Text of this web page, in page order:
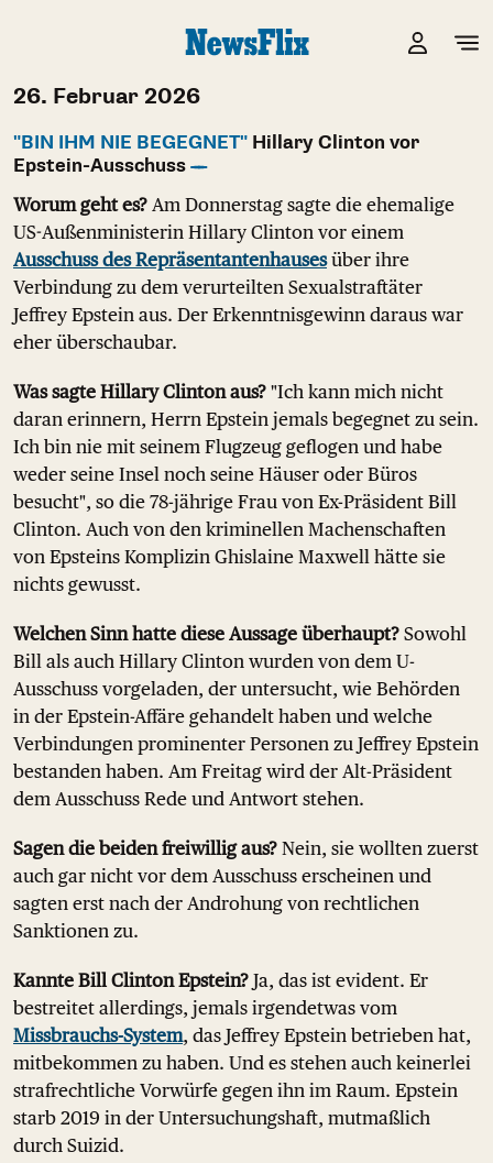
26. Februar 2026
"BIN IHM NIE BEGEGNET" Hillary Clinton vor
Epstein-Ausschuss
Worum geht es? Am Donnerstag sagte die ehemalige
US-Außenministerin Hillary Clinton vor einem
Ausschuss des Repräsentantenhausesüber ihre
Verbindung zu dem verurteilten Sexualstraftäter
Jeffrey Epstein aus. Der Erkenntnisgewinn daraus war
eher überschaubar.
Was sagte Hillary Clinton aus? "Ich kann mich nicht
daran erinnern, Herrn Epstein jemals begegnet zu sein.
Ich bin nie mit seinem Flugzeug geflogen und habe
weder seine Insel noch seine Häuser oder Büros
besucht", so die 78-jährige Frau von Ex-Präsident Bill
Clinton. Auch von den kriminellen Machenschaften
von Epsteins Komplizin Ghislaine Maxwell hätte sie
nichts gewusst.
Welchen Sinn hatte diese Aussage überhaupt? Sowohl
Bill als auch Hillary Clinton wurden von dem U-
Ausschuss vorgeladen, der untersucht, wie Behörden
in der Epstein-Affäre gehandelt haben und welche
Verbindungen prominenter Personen zu Jeffrey Epstein
bestanden haben. Am Freitag wird der Alt-Präsident
dem Ausschuss Rede und Antwort stehen.
Sagen die beiden freiwillig aus? Nein, sie wollten zuerst
auch gar nicht vor dem Ausschuss erscheinen und
sagten erst nach der Androhung von rechtlichen
Sanktionen zu.
Kannte Bill Clinton Epstein? Ja, das ist evident. Er
bestreitet allerdings, jemals irgendetwas vom
Missbrauchs-System, das Jeffrey Epstein betrieben hat,
mitbekommen zu haben. Und es stehen auch keinerlei
strafrechtliche Vorwürfe gegen ihn im Raum. Epstein
starb 2019 in der Untersuchungshaft, mutmaßlich
durch Suizid.